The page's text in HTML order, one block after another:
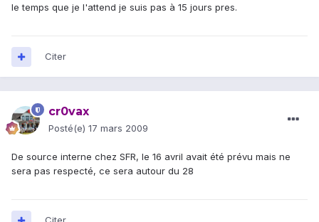
le temps que je l'attend je suis pas à 15 jours pres.
Citer
cr0vax
Posté(e) 17 mars 2009
De source interne chez SFR, le 16 avril avait été prévu mais ne
sera pas respecté, ce sera autour du 28